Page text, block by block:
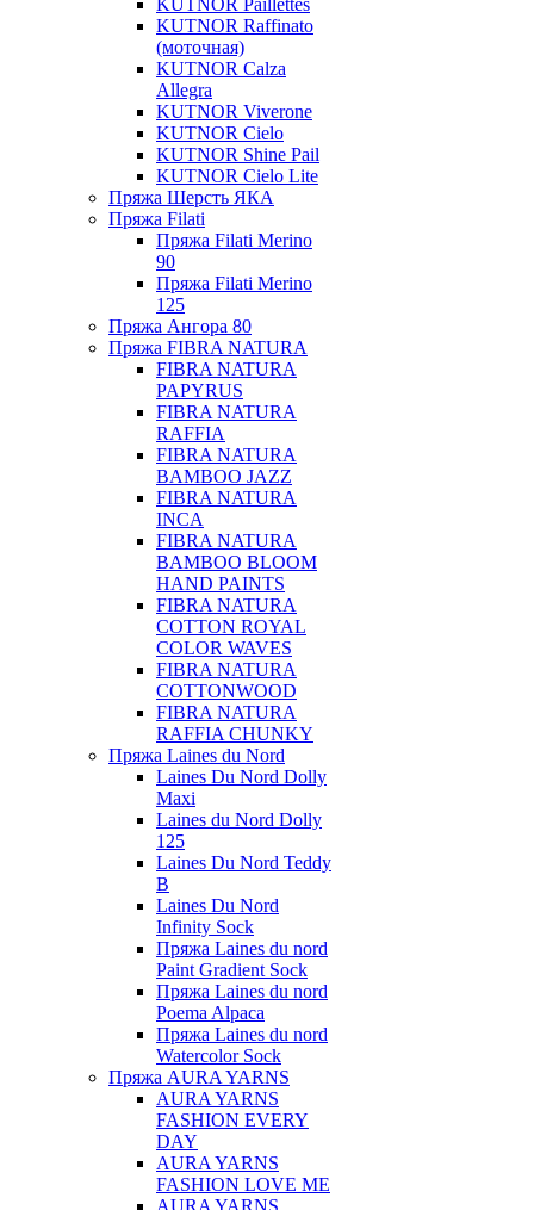
KUTNOR Paillettes
KUTNOR Raffinato
(моточная)
KUTNOR Calza
Allegra
KUTNOR Viverone
KUTNOR Cielo
KUTNOR Shine Pail
KUTNOR Cielo Lite
Пряжа Шерсть ЯКА
Пряжа Filati
Пряжа Filati Merino
90
Пряжа Filati Merino
125
Пряжа Ангора 80
Пряжа FIBRA NATURA
FIBRA NATURA
PAPYRUS
FIBRA NATURA
RAFFIA
FIBRA NATURA
BAMBOO JAZZ
FIBRA NATURA
INCA
FIBRA NATURA
BAMBOO BLOOM
HAND PAINTS
FIBRA NATURA
COTTON ROYAL
COLOR WAVES
FIBRA NATURA
COTTONWOOD
FIBRA NATURA
RAFFIA CHUNKY
Пряжа Laines du Nord
Laines Du Nord Dolly
Maxi
Laines du Nord Dolly
125
Laines Du Nord Teddy
B
Laines Du Nord
Infinity Sock
Пряжа Laines du nord
Paint Gradient Sock
Пряжа Laines du nord
Poema Alpaca
Пряжа Laines du nord
Watercolor Sock
Пряжа AURA YARNS
AURA YARNS
FASHION EVERY
DAY
AURA YARNS
FASHION LOVE ME
AURA YARNS